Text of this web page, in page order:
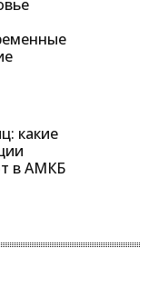
какие
в АМКБ